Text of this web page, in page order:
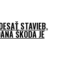
STAVIEB,
ŠKODA JE